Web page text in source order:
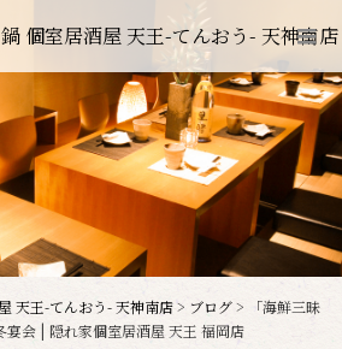
個室居酒屋 天王-てんおう- 天神南店
天王-てんおう- 天神南店> ブログ>
「海鮮三昧
宴会 | 隠れ家個室居酒屋 天王 福岡店